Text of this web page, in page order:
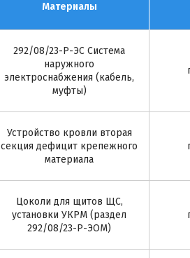
Материалы
292/08/23-Р-ЭС Система
наружного
электроснабжения (кабель,
муфты)
Устройство кровли вторая
секция дефицит крепежного
материала
Цоколи для щитов ЩС,
установки УКРМ (раздел
292/08/23-Р-ЭОМ)